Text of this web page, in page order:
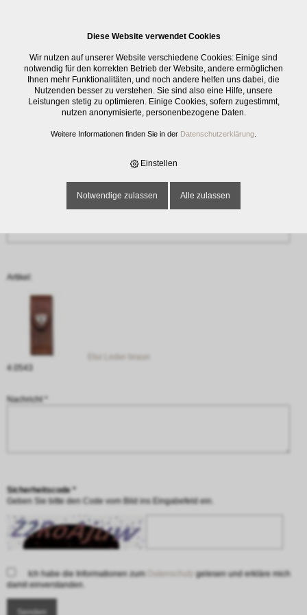
‹ Zurück
Anfrage
Name oder Firma *
Artikel:
4.0543
Nachricht *
Sicherheitscode *
Geben Sie bitte den Code vom Bild ins Eingabefeld ein.
Ich habe die Informationen zum
gelesen und erkläre mich
damit einverstanden.
Diese Website verwendet Cookies
Wir nutzen auf unserer Website verschiedene Cookies: Einige sind
notwendig für den korrekten Betrieb der Website, andere ermöglichen
Ihnen mehr Funktionalitäten, und noch andere helfen uns dabei, die
Nutzenden besser zu verstehen. Sie sind also eine Hilfe, unsere
Leistungen stetig zu optimieren. Einige Cookies, sofern zugestimmt,
nutzen anonymisierte, personenbezogene Daten.
Weitere Informationen finden Sie in der Datenschutzerklärung
Einstellen
Notwendige zulassen Alle zulassen